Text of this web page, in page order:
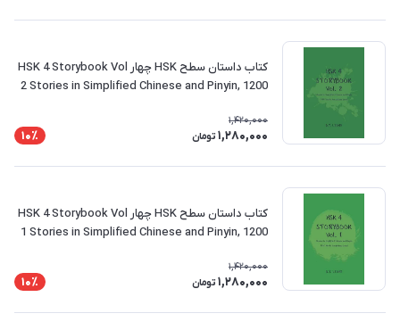
کتاب داستان سطح HSK چهار HSK 4 Storybook Vol
2 Stories in Simplified Chinese and Pinyin, 1200
1,420,000
1,280,000 تومان 10٪
کتاب داستان سطح HSK چهار HSK 4 Storybook Vol
1 Stories in Simplified Chinese and Pinyin, 1200
1,420,000
1,280,000 تومان 10٪